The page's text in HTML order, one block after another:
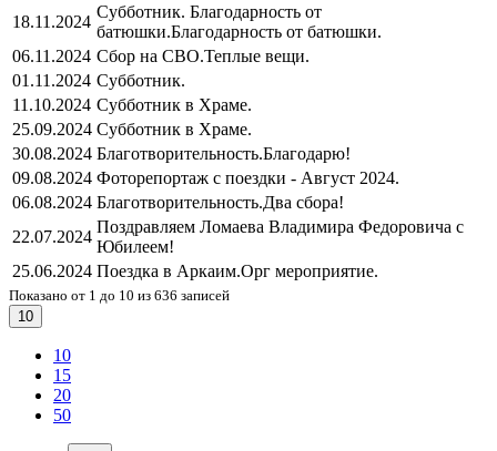
18.11.2024
Субботник. Благодарность от
батюшки.Благодарность от батюшки.
06.11.2024 Сбор на СВО.Теплые вещи.
01.11.2024 Субботник.
11.10.2024 Субботник в Храме.
25.09.2024 Субботник в Храме.
30.08.2024 Благотворительность.Благодарю!
09.08.2024 Фоторепортаж с поездки - Август 2024.
06.08.2024 Благотворительность.Два сбора!
22.07.2024
Поздравляем Ломаева Владимира Федоровича с
Юбилеем!
25.06.2024 Поездка в Аркаим.Орг мероприятие.
Показано от 1 до 10 из 636 записей
10
10
15
20
50